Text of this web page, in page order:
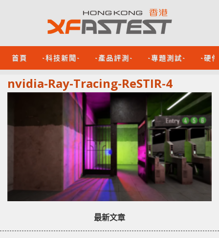
首頁 -科技新聞- -產品評測- -專題測試- -硬
nvidia-Ray-Tracing-ReSTIR-4
最新文章